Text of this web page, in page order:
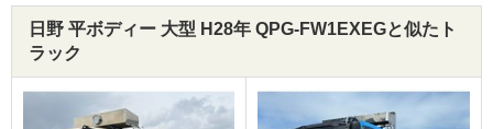
日野 平ボディー 大型 H28年 QPG-FW1EXEGと似たト
ラック